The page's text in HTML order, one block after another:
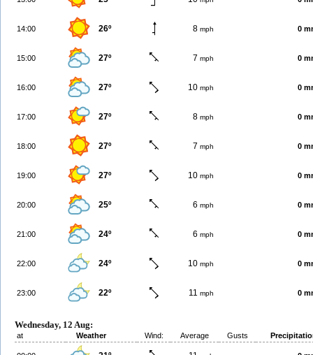
14:00 26º 8 mph 0
15:00 27º 7 mph 0
16:00 27º 10 mph 0
17:00 27º 8 mph 0
18:00 27º 7 mph 0
19:00 27º 10 mph 0
20:00 25º 6 mph 0
21:00 24º 6 mph 0
22:00 24º 10 mph 0
23:00 22º 11 mph 0
Wednesday, 12 Aug:
at Weather Wind: Average Gusts